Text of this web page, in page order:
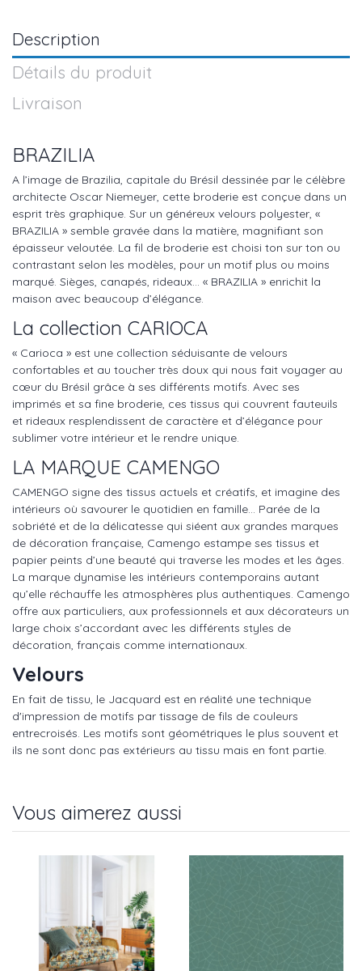
Description
Détails du produit
Livraison
BRAZILIA
A l’image de Brazilia, capitale du Brésil dessinée par le célèbre
architecte Oscar Niemeyer, cette broderie est conçue dans un
esprit très graphique. Sur un généreux velours polyester, «
BRAZILIA » semble gravée dans la matière, magnifiant son
épaisseur veloutée. La fil de broderie est choisi ton sur ton ou
contrastant selon les modèles, pour un motif plus ou moins
marqué. Sièges, canapés, rideaux… « BRAZILIA » enrichit la
maison avec beaucoup d’élégance.
La collection CARIOCA
« Carioca » est une collection séduisante de velours
confortables et au toucher très doux qui nous fait voyager au
cœur du Brésil grâce à ses différents motifs. Avec ses
imprimés et sa fine broderie, ces tissus qui couvrent fauteuils
et rideaux resplendissent de caractère et d’élégance pour
sublimer votre intérieur et le rendre unique.
LA MARQUE CAMENGO
CAMENGO signe des tissus actuels et créatifs, et imagine des
intérieurs où savourer le quotidien en famille… Parée de la
sobriété et de la délicatesse qui siéent aux grandes marques
de décoration française, Camengo estampe ses tissus et
papier peints d’une beauté qui traverse les modes et les âges.
La marque dynamise les intérieurs contemporains autant
qu’elle réchauffe les atmosphères plus authentiques. Camengo
offre aux particuliers, aux professionnels et aux décorateurs un
large choix s’accordant avec les différents styles de
décoration, français comme internationaux.
Velours
En fait de tissu, le Jacquard est en réalité une technique
d'impression de motifs par tissage de fils de couleurs
entrecroisés. Les motifs sont géométriques le plus souvent et
ils ne sont donc pas extérieurs au tissu mais en font partie.
Vous aimerez aussi